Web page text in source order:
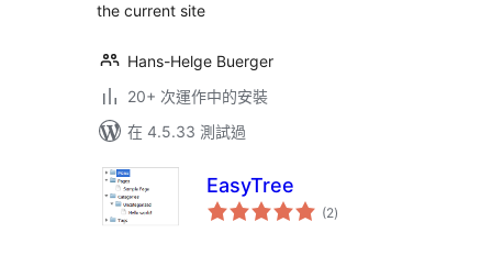
the current site
Hans-Helge Buerger
20+ 次運作中的安裝
在 4.5.33 測試過
EasyTree
(2總
評)